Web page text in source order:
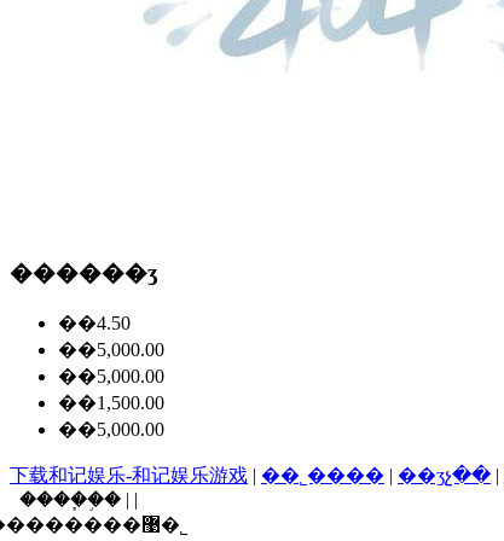
������ʒ
��4.50
��5,000.00
��5,000.00
��1,500.00
��5,000.00
下载和记娱乐-和记娱乐游戏 | ��˾���� | ��ʒչ�� |
����֧�֣� | |
������ī�ῠ��ʒ�����֤�����������޹�˾